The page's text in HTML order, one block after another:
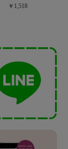
￥1,518